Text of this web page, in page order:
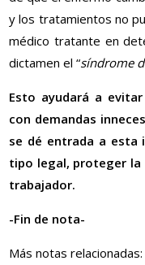
y los tratamientos no
médico tratante en
dictamen el “síndrome
Esto ayudará a
con demandas
se dé entrada a esta
tipo legal, proteger la
trabajador.
-Fin de nota-
Más notas relacionadas: